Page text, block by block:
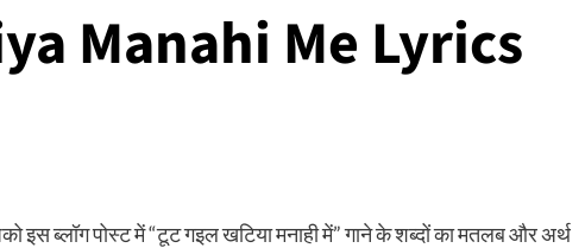
Manahi Me Lyrics
इस ब्लॉग पोस्ट में “टूट गइल खटिया मनाही में” गाने के शब्दों का मतलब और अर्थ